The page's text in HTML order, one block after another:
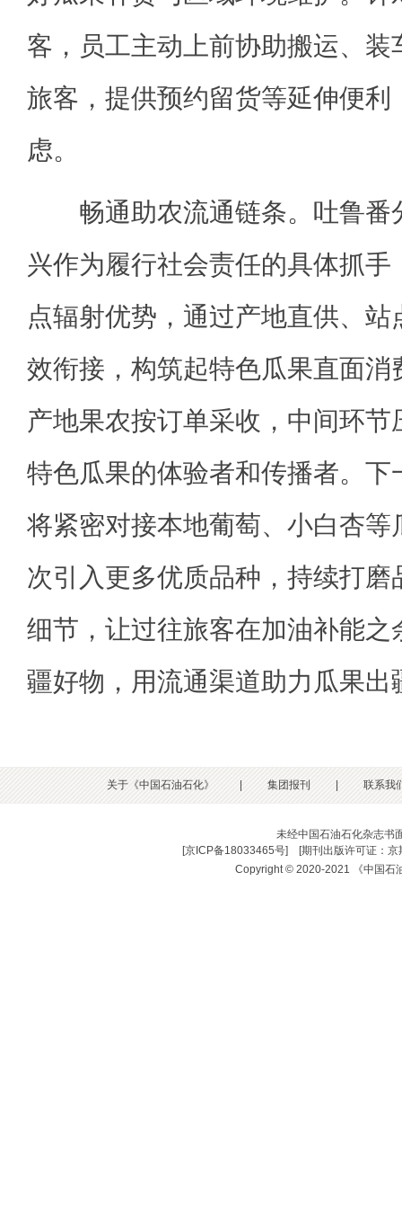
客，员工主动上前协助搬运、装
旅客，提供预约留货等延伸便利
虑。
畅通助农流通链条。吐鲁番
兴作为履行社会责任的具体抓
点辐射优势，通过产地直供、
效衔接，构筑起特色瓜果直面消
产地果农按订单采收，中间环
特色瓜果的体验者和传播者。下
将紧密对接本地葡萄、小白杏等
次引入更多优质品种，持续打
细节，让过往旅客在加油补能之
疆好物，用流通渠道助力瓜果出
关于《中国石油石化》 集团报刊 联系我
未经中国石油石化杂志书
[京ICP备18033465号] [期刊出版许可证：
Copyright © 2020-2021 《中国石